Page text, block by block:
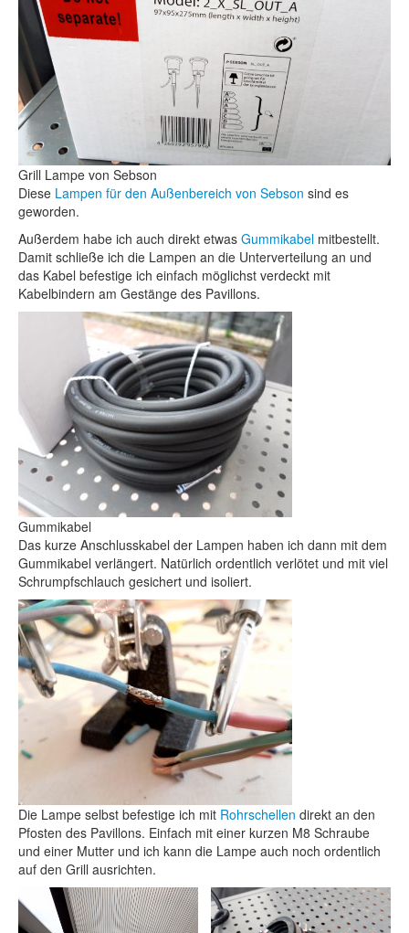
Grill Lampe von Sebson
Diese Lampen für den Außenbereich von Sebson sind es
geworden.
Außerdem habe ich auch direkt etwas Gummikabel mitbestellt.
Damit schließe ich die Lampen an die Unterverteilung an und
das Kabel befestige ich einfach möglichst verdeckt mit
Kabelbindern am Gestänge des Pavillons.
Gummikabel
Das kurze Anschlusskabel der Lampen haben ich dann mit dem
Gummikabel verlängert. Natürlich ordentlich verlötet und mit viel
Schrumpfschlauch gesichert und isoliert.
Die Lampe selbst befestige ich mit Rohrschellen direkt an den
Pfosten des Pavillons. Einfach mit einer kurzen M8 Schraube
und einer Mutter und ich kann die Lampe auch noch ordentlich
auf den Grill ausrichten.